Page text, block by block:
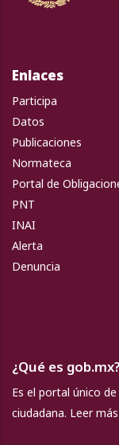
Enlaces
Participa
Datos
Publicaciones
Normateca
Portal de
PNT
INAI
Alerta
Denuncia
¿Qué es
Es el portal único
ciudadana. Leer más